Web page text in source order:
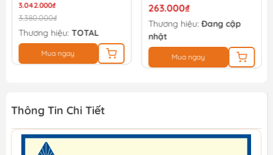
3.042.000₫
3.380.000₫
Thương hiệu: TOTAL
Mua ngay
263.000₫
Thương hiệu:Đang cập
nhật
Mua ngay
Thông Tin Chi Tiết